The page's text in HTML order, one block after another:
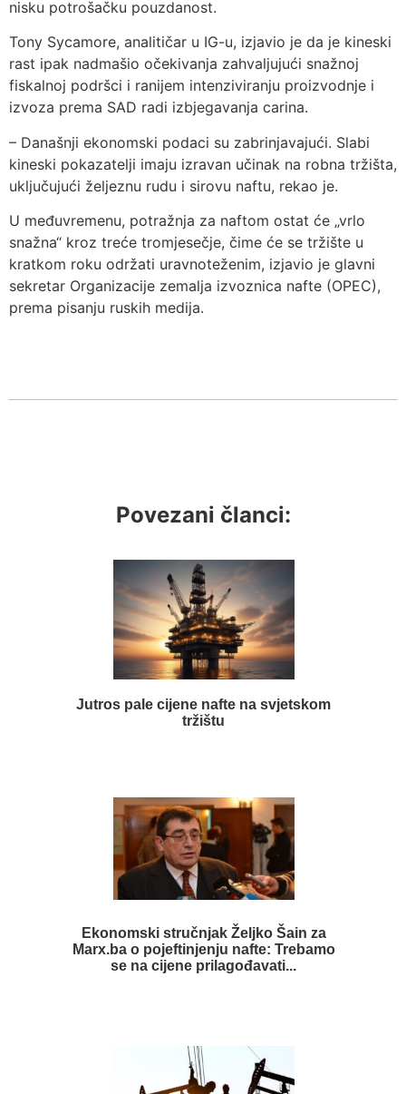
nisku potrošačku pouzdanost.
Tony Sycamore, analitičar u IG-u, izjavio je da je kineski
rast ipak nadmašio očekivanja zahvaljujući snažnoj
fiskalnoj podršci i ranijem intenziviranju proizvodnje i
izvoza prema SAD radi izbjegavanja carina.
– Današnji ekonomski podaci su zabrinjavajući. Slabi
kineski pokazatelji imaju izravan učinak na robna tržišta,
uključujući željeznu rudu i sirovu naftu, rekao je.
U međuvremenu, potražnja za naftom ostat će „vrlo
snažna“ kroz treće tromjesečje, čime će se tržište u
kratkom roku održati uravnoteženim, izjavio je glavni
sekretar Organizacije zemalja izvoznica nafte (OPEC),
prema pisanju ruskih medija.
Povezani članci:
Jutros pale cijene nafte na svjetskom
tržištu
Ekonomski stručnjak Željko Šain za
Marx.ba o pojeftinjenju nafte: Trebamo
se na cijene prilagođavati...